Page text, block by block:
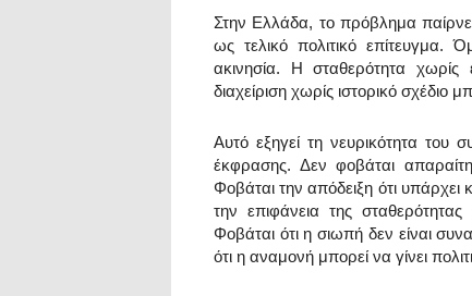
Στην Ελλάδα, το πρόβλημα
ως τελικό πολιτικό επίτευγμα.
ακινησία. Η σταθερότητα
διαχείριση χωρίς ιστορικό σχέδιο
Αυτό εξηγεί τη νευρικότητα του
έκφρασης. Δεν φοβάται
Φοβάται την απόδειξη ότι υπάρχει
την επιφάνεια της
Φοβάται ότι η σιωπή δεν είναι
ότι η αναμονή μπορεί να γίνει